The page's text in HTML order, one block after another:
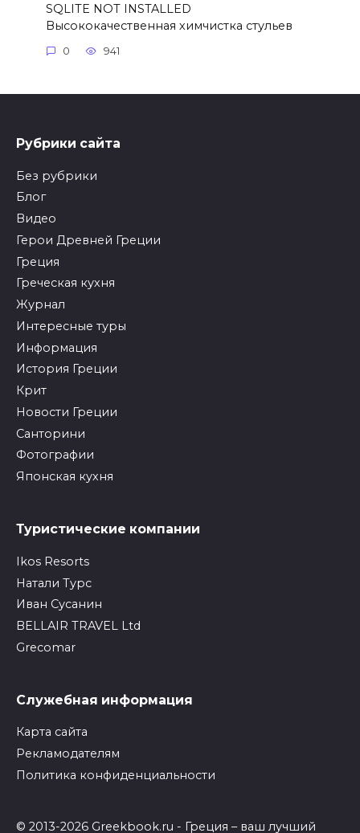
SQLITE NOT INSTALLED
Высококачественная химчистка стульев
0 941
Рубрики сайта
Без рубрики
Блог
Видео
Герои Древней Греции
Греция
Греческая кухня
Журнал
Интересные туры
Информация
История Греции
Крит
Новости Греции
Санторини
Фотографии
Японская кухня
Туристические компании
Ikos Resorts
Натали Турс
Иван Сусанин
BELLAIR TRAVEL Ltd
Grecomar
Служебная информация
Карта сайта
Рекламодателям
Политика конфиденциальности
© 2013-2026 Greekbook.ru - Греция – ваш лучший